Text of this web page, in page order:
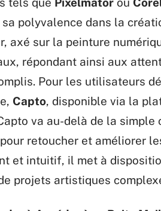
polyvalence dans la
axé sur la peinture
répondant ainsi aux
Pour les utilisateurs
Capto, disponible via la
va au-delà de la simple
retoucher et améliorer
et intuitif, il met à
projets artistiques